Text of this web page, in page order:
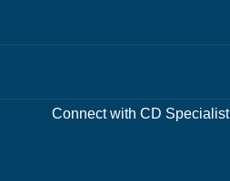
Connect with CD Specialist